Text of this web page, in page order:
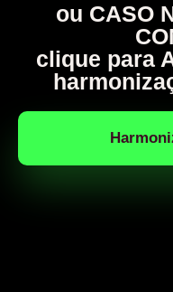
ou CASO
clique para